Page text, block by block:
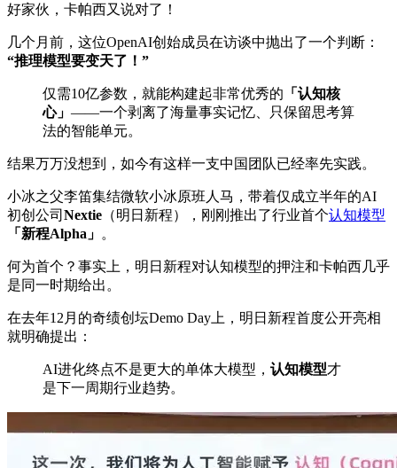
好家伙，卡帕西又说对了！
几个月前，这位OpenAI创始成员在访谈中抛出了一个判断：
“推理模型要变天了！”
仅需10亿参数，就能构建起非常优秀的 「认知核
心」 ——一个剥离了海量事实记忆、只保留思考算
法的智能单元。
结果万万没想到，如今有这样一支中国团队已经率先实践。
小冰之父李笛集结微软小冰原班人马，带着仅成立半年的AI
初创公司 Nextie （明日新程），刚刚推出了行业首个认知模型
「新程Alpha」 。
何为首个？事实上，明日新程对认知模型的押注和卡帕西几乎
是同一时期给出。
在去年12月的奇绩创坛Demo Day上，明日新程首度公开亮相
就明确提出：
AI进化终点不是更大的单体大模型， 认知模型才
是下一周期行业趋势。